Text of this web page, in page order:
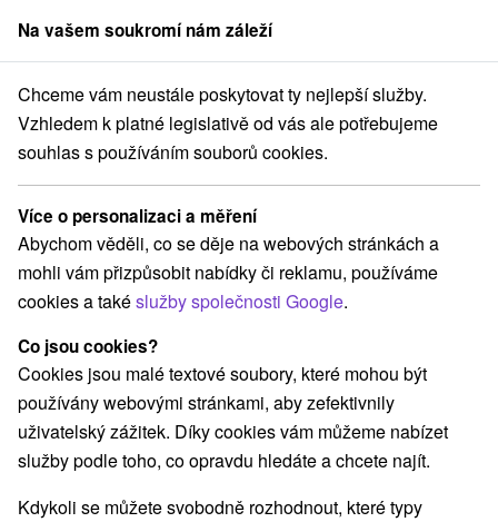
člen skupinySorger
Pro zdravý pohyb v každém věku: Léčebný pobyt pro seniory
Pro zdravý pohyb v každém věku:
Léčebný pobyt pro seniory
Křídlo Grand, Splendid Ensana Health Spa Hotel
Lázně Piešťany - sleva až do 25 % na termíny do 27.2.2027
Piešťany
Vybrat termín
Navigovat do místa
8,9 vynikající·2021 recenzí
Na vašem soukromí nám záleží
Chceme vám neustále poskytovat ty nejlepší služby.
Vzhledem k platné legislativě od vás ale potřebujeme
souhlas s používáním souborů cookies.
Více o personalizaci a měření
Abychom věděli, co se děje na webových stránkách a
mohli vám přizpůsobit nabídky či reklamu, používáme
cookies a takéslužby společnosti Google.
Co jsou cookies?
Cookies jsou malé textové soubory, které mohou být
používány webovými stránkami, aby zefektivnily
uživatelský zážitek. Díky cookies vám můžeme nabízet
služby podle toho, co opravdu hledáte a chcete najít.
Kdykoli se můžete svobodně rozhodnout, které typy